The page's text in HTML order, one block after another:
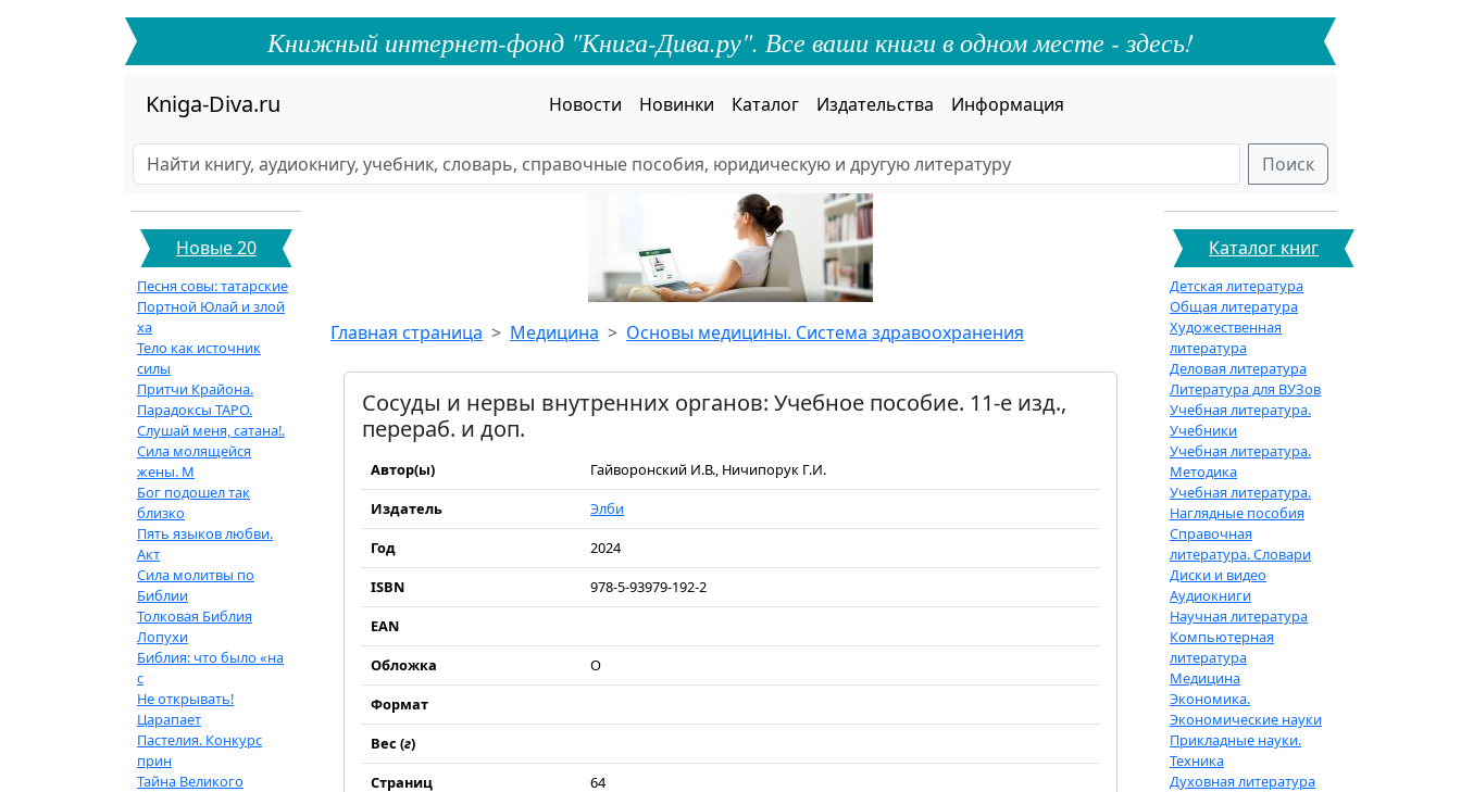
Книжный интернет-фонд "Книга-Дива.ру". Все ваши книги в одном месте - здесь!
Kniga-Diva.ru Новости Новинки Каталог Издательства Информация
Поиск
Новые 20
Песня совы: татарские
Портной Юлай и злой
ха
Тело как источник
силы
Притчи Крайона.
Парадоксы ТАРО.
Слушай меня, сатана!.
Сила молящейся
жены. М
Бог подошел так
близко
Пять языков любви.
Акт
Сила молитвы по
Библии
Толковая Библия
Лопухи
Библия: что было «на
с
Не открывать!
Царапает
Пастелия. Конкурс
прин
Тайна Великого
Главная страница Медицина Основы медицины. Система здравоохранения
Сосуды и нервы внутренних органов: Учебное пособие. 11-е изд.,
перераб. и доп.
Автор(ы)
Гайворонский И.В., Ничипорук Г.И.
Издатель
Элби
Год
2024
ISBN
978-5-93979-192-2
EAN
Обложка
О
Формат
Вес (г)
Страниц
64
Каталог книг
Детская литература
Общая литература
Художественная
литература
Деловая литература
Литература для ВУЗов
Учебная литература.
Учебники
Учебная литература.
Методика
Учебная литература.
Наглядные пособия
Справочная
литература. Словари
Диски и видео
Аудиокниги
Научная литература
Компьютерная
литература
Медицина
Экономика.
Экономические науки
Прикладные науки.
Техника
Духовная литература